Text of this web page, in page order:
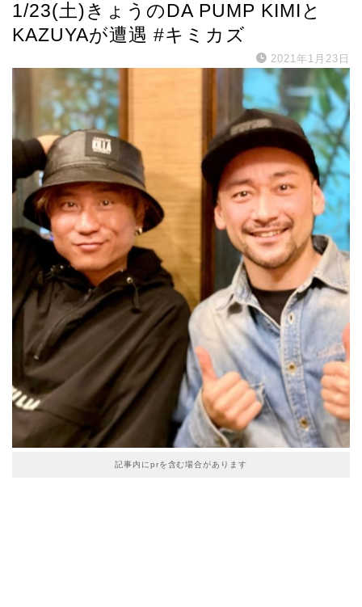
1/23(土)きょうのDA PUMP KIMIと
KAZUYAが遭遇 #キミカズ
2021年1月23日
記事内にprを含む場合があります